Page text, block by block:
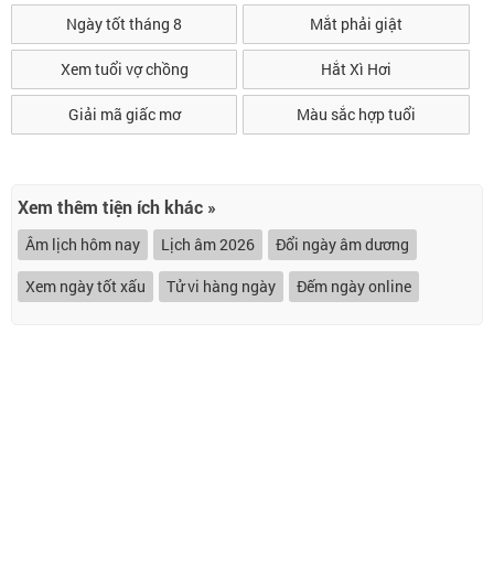
Ngày tốt tháng 8 Mắt phải giật
Xem tuổi vợ chồng Hắt Xì Hơi
Giải mã giấc mơ Màu sắc hợp tuổi
Xem thêm tiện ích khác »
Âm lịch hôm nay Lịch âm 2026
Đổi ngày âm dương
Xem ngày tốt xấu
Tử vi hàng ngày Đếm ngày online